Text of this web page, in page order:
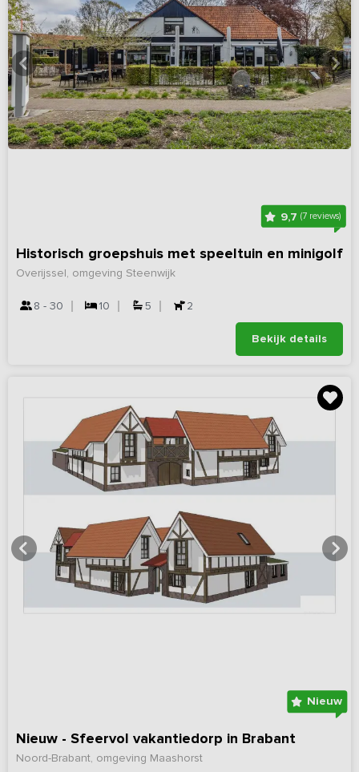
9,7(7 reviews)
Historisch groepshuis met speeltuin en minigolf
Overijssel, omgeving Steenwijk
8 - 30 10 5 2
Bekijk details
Nieuw
Nieuw - Sfeervol vakantiedorp in Brabant
Noord-Brabant, omgeving Maashorst